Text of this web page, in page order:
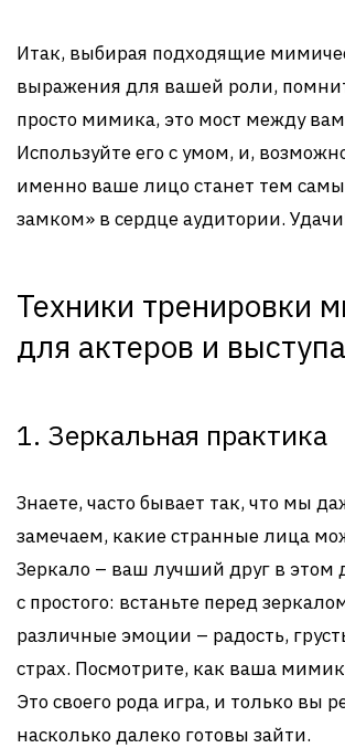
Итак, выбирая подходящие
выражения для вашей роли,
просто мимика, это мост между
Используйте его с умом, и,
именно ваше лицо станет тем
замком» в сердце аудитории.
Техники тренировки
для актеров и
1. Зеркальная практика
Знаете, часто бывает так, что мы
замечаем, какие странные лица
Зеркало – ваш лучший друг в этом
с простого: встаньте перед
различные эмоции – радость,
страх. Посмотрите, как ваша
Это своего рода игра, и только вы
насколько далеко готовы зайти.